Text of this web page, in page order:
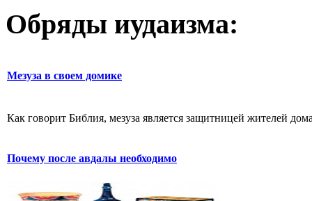
Обряды иудаизма:
Мезуза в своем домике
Как говорит Библия, мезуза является защитницей жителей
Почему после авдалы необходимо